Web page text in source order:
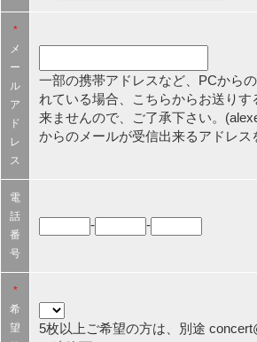
*
メ
ー
ル
ア
ド
レ
ス
一部の携帯アドレスなど、PCから
れている場合、こちらからお送りす
来ませんので、ご了承下さい。
からのメールが受信出来るアドレス
電
話
番
号
- -
*
希
望
5枚以上ご希望の方は、別途